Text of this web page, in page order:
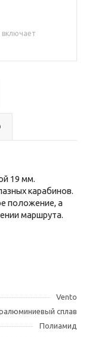
19 мм.
карабинов.
положение, а
маршрута.
Vento
сплав
Полиамид